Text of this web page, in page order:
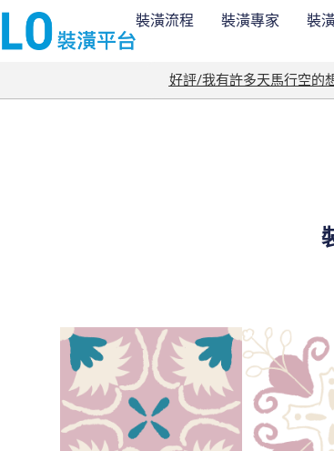
裝潢流程 裝潢專家 裝
好評/我有許多天馬行空的